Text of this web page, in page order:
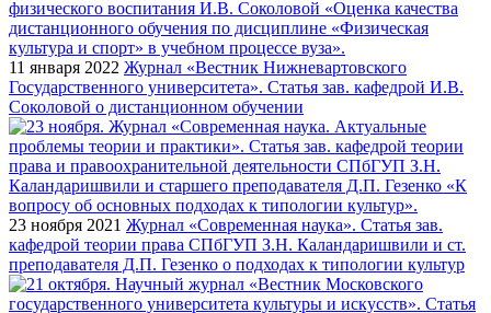
11 января 2022 Журнал «Вестник Нижневартовского
Государственного университета». Статья зав. кафедрой И.В.
Соколовой о дистанционном обучении
23 ноября 2021 Журнал «Современная наука». Статья зав.
кафедрой теории права СПбГУП З.Н. Каландаришвили и ст.
преподавателя Д.П. Гезенко о подходах к типологии культур